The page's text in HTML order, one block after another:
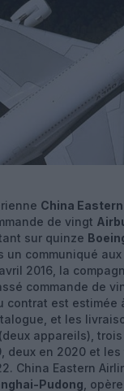
China
de vingt
sur quinze
un communiqué
2016, la
commande de
contrat est estimée
et les
appareils),
deux en 2020 et
China Eastern
Pudong ,